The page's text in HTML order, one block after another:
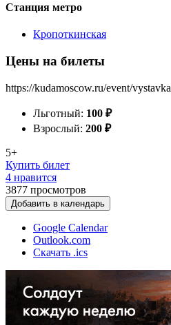
Станция метро
Кропоткинская
Цены на билеты
https://kudamoscow.ru/event/
Льготный: 100 ₽
Взрослый: 200 ₽
5+
Купить билет
4 нравится
3877 просмотров
Добавить в календарь
Google Calendar
Outlook.com
Скачать .ics